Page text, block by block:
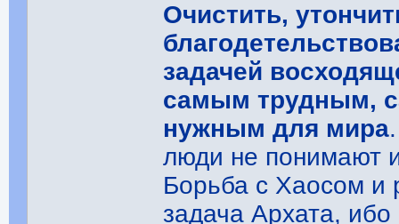
Очистить,
задачей
самым трудным,
нужным для мира
люди не понимают
Борьба с Хаосом и
задача Архата,